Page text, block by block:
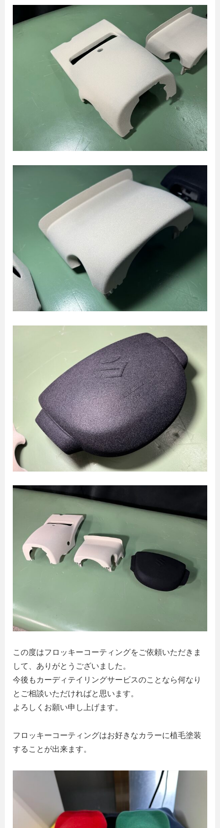
この度はフロッキーコーティングをご依頼いただきま
して、ありがとうございました。
今後もカーディテイリングサービスのことなら何なり
とご相談いただければと思います。
よろしくお願い申し上げます。
フロッキーコーティングはお好きなカラーに植毛塗装
することが出来ます。